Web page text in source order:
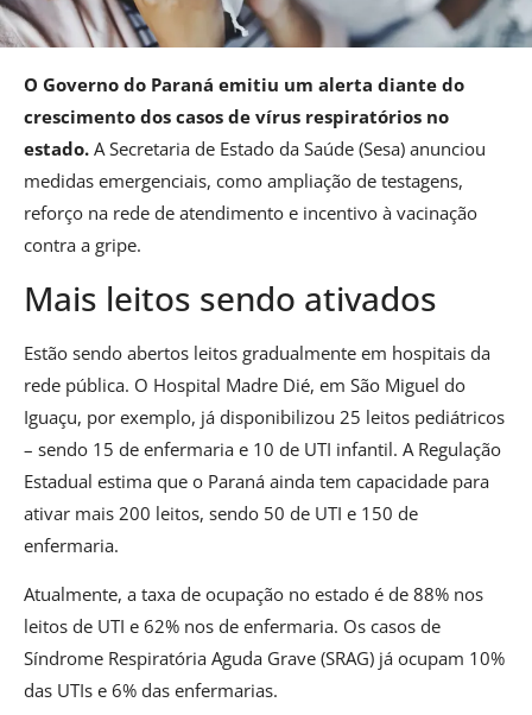
O Governo do Paraná emitiu um alerta diante do
crescimento dos casos de vírus respiratórios no
estado. A Secretaria de Estado da Saúde (Sesa) anunciou
medidas emergenciais, como ampliação de testagens,
reforço na rede de atendimento e incentivo à vacinação
contra a gripe.
Mais leitos sendo ativados
Estão sendo abertos leitos gradualmente em hospitais da
rede pública. O Hospital Madre Dié, em São Miguel do
Iguaçu, por exemplo, já disponibilizou 25 leitos pediátricos
– sendo 15 de enfermaria e 10 de UTI infantil. A Regulação
Estadual estima que o Paraná ainda tem capacidade para
ativar mais 200 leitos, sendo 50 de UTI e 150 de
enfermaria.
Atualmente, a taxa de ocupação no estado é de 88% nos
leitos de UTI e 62% nos de enfermaria. Os casos de
Síndrome Respiratória Aguda Grave (SRAG) já ocupam 10%
das UTIs e 6% das enfermarias.